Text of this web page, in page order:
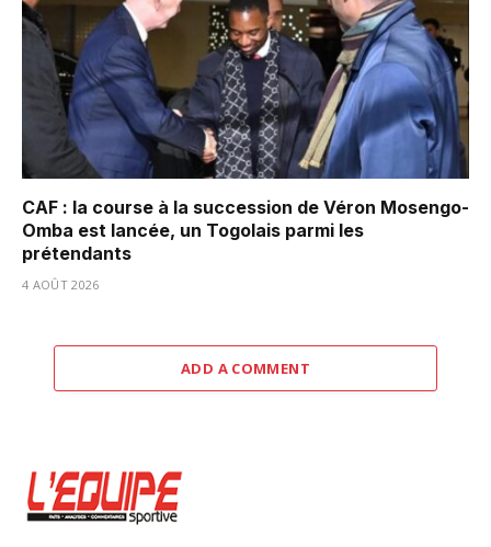
CAF : la course à la succession de Véron Mosengo-
Omba est lancée, un Togolais parmi les
prétendants
4 AOÛT 2026
ADD A COMMENT